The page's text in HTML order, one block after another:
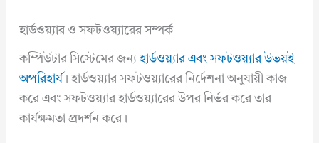
হার্ডওয়্যার ও সফটওয়্যারের সম্পর্ক
কম্পিউটার সিস্টেমের জন্যহার্ডওয়্যার এবং সফটওয়্যার উভয়ই
অপরিহার্য। হার্ডওয়্যার সফটওয়্যারের নির্দেশনা অনুযায়ী কাজ
করে এবং সফটওয়্যার হার্ডওয়্যারের উপর নির্ভর করে তার
কার্যক্ষমতা প্রদর্শন করে।